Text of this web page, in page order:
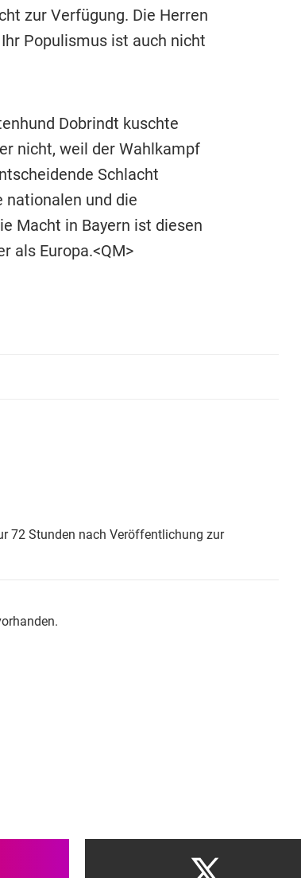
zur Verfügung. Die Herren
Populismus ist auch nicht
Dobrindt kuschte
nicht, weil der Wahlkampf
Schlacht
nationalen und die
Macht in Bayern ist diesen
als Europa.<QM>
72 Stunden nach Veröffentlichung zur